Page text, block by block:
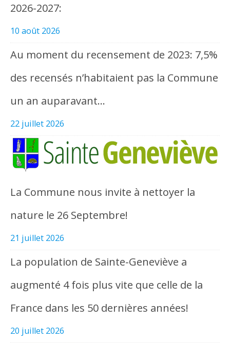
2026-2027:
10 août 2026
Au moment du recensement de 2023: 7,5%
des recensés n’habitaient pas la Commune
un an auparavant…
22 juillet 2026
La Commune nous invite à nettoyer la
nature le 26 Septembre!
21 juillet 2026
La population de Sainte-Geneviève a
augmenté 4 fois plus vite que celle de la
France dans les 50 dernières années!
20 juillet 2026